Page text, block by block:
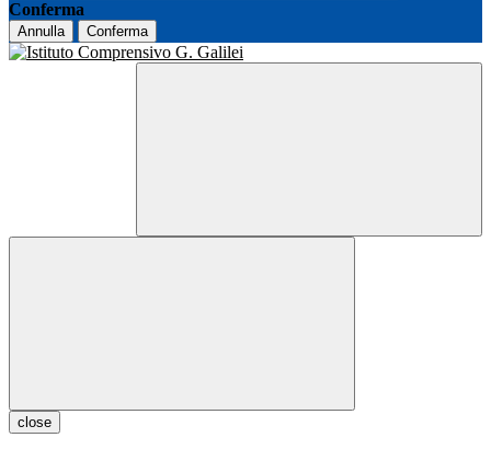
Conferma
Annulla Conferma
close